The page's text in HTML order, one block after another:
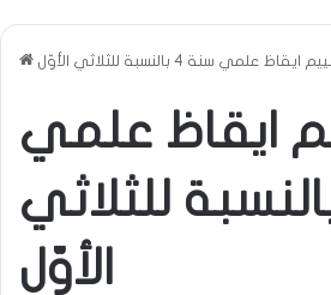
ايقاظ علمي سنة 4 بالنسبة للثلاثي الأوّل
ايقاظ علمي
4 بالنسبة للثلاثي
الأوّل